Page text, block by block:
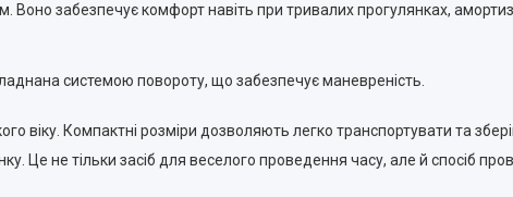
забезпечує комфорт навіть при тривалих прогулянках,
системою повороту, що забезпечує маневреність.
віку. Компактні розміри дозволяють легко транспортувати та
Це не тільки засіб для веселого проведення часу, але й спосіб